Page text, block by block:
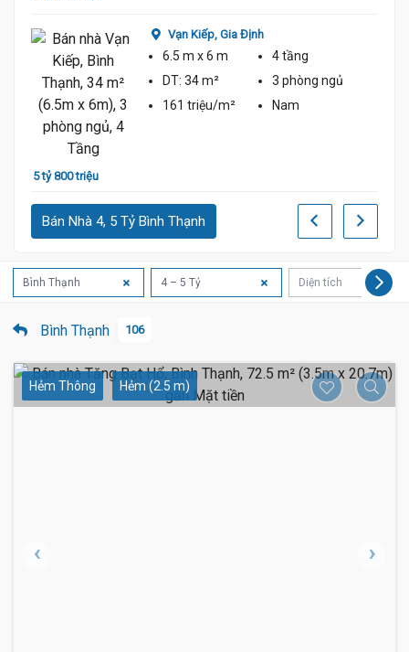
5 tỷ 800 triệu
Vạn Kiếp, Gia Định
6.5 m x 6 m
4 tầng
DT: 34 m² 3 phòng ngủ
161 triệu/m²
Nam
Bán Nhà 4, 5 Tỷ Bình Thạnh
Bình Thạnh 4 – 5 Tỷ Diện tích
Bình Thạnh 106
Hẻm Thông Hẻm (2.5 m)